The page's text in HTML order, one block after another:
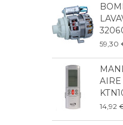
59,30
14,92